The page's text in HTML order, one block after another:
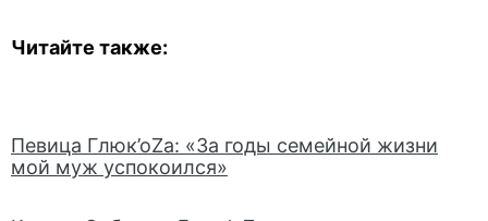
Читайте также:
Певица Глюк’оZа: «За годы семейной жизни
мой муж успокоился»